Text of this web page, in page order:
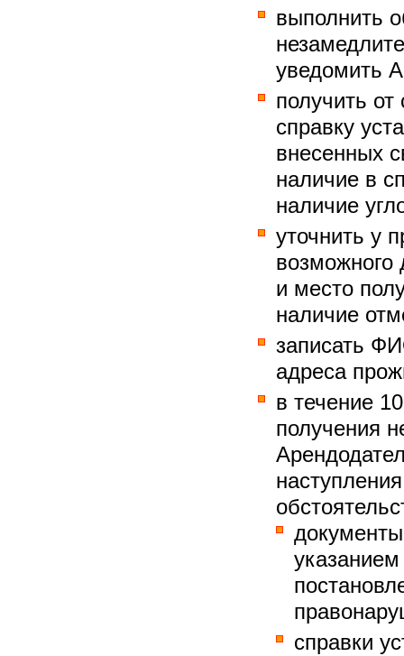
выполнить
уведомить
получить
справку
внесенных
наличие в
наличие
уточнить у
и место
наличие
записать
адреса
в течение
получения
справки